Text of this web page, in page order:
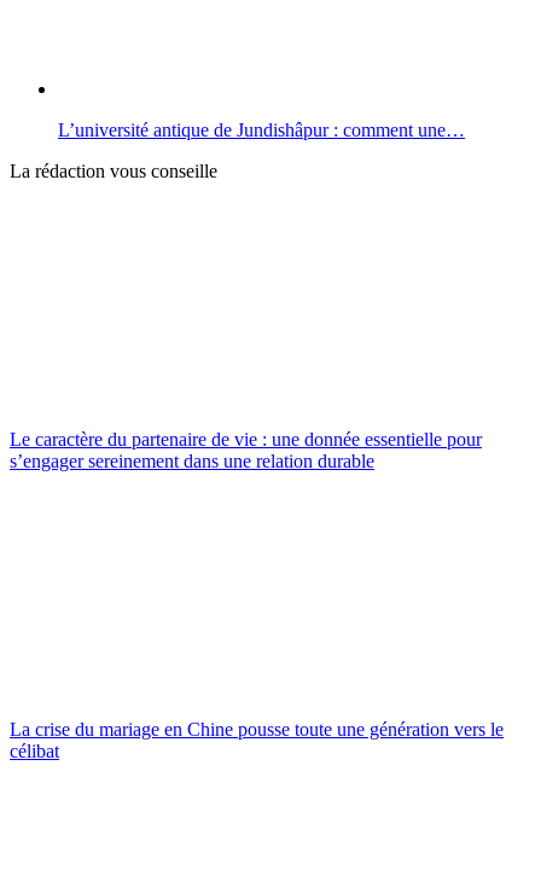
L’université antique de Jundishâpur : comment une…
La rédaction vous conseille
Le caractère du partenaire de vie : une donnée essentielle pour
s’engager sereinement dans une relation durable
La crise du mariage en Chine pousse toute une génération vers le
célibat